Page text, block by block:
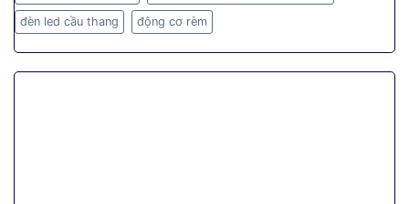
đèn led cầu thang động cơ rèm